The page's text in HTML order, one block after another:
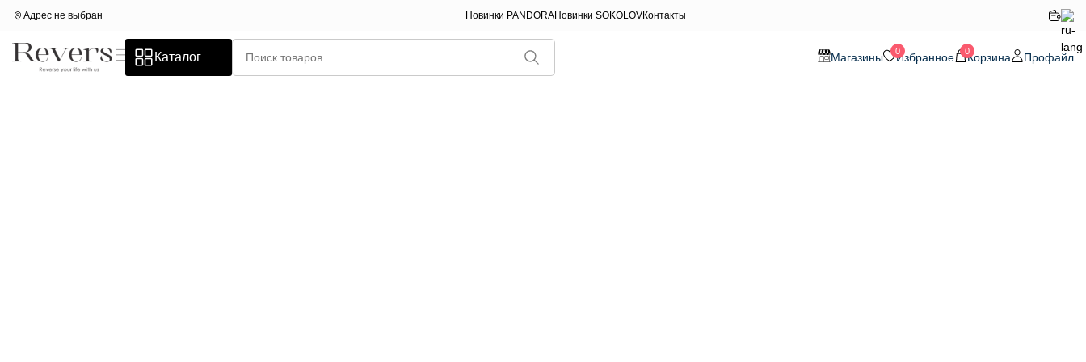
Адрес не выбран Новинки PANDORAНовинки SOKOLOVКонтакты
Каталог Магазины 0Избранное 0Корзина Профайл